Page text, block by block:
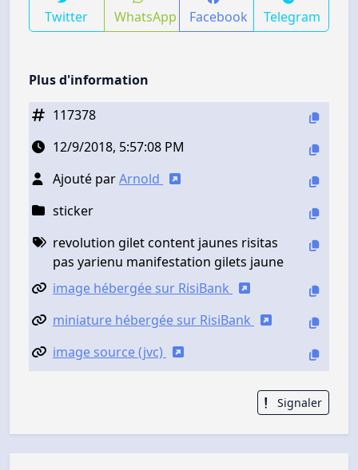
Twitter WhatsApp Facebook Telegram
Plus d'information
117378
12/9/2018, 5:57:08 PM
Ajouté parArnold
sticker
revolution gilet content jaunes risitas
pas yarienu manifestation gilets jaune
image hébergée sur RisiBank
miniature hébergée sur RisiBank
image source (jvc)
Signaler